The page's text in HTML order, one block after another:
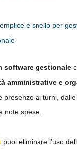
e snello per
software gestionale
amministrative e
presenze ai turni,
note spese.
puoi eliminare l'uso